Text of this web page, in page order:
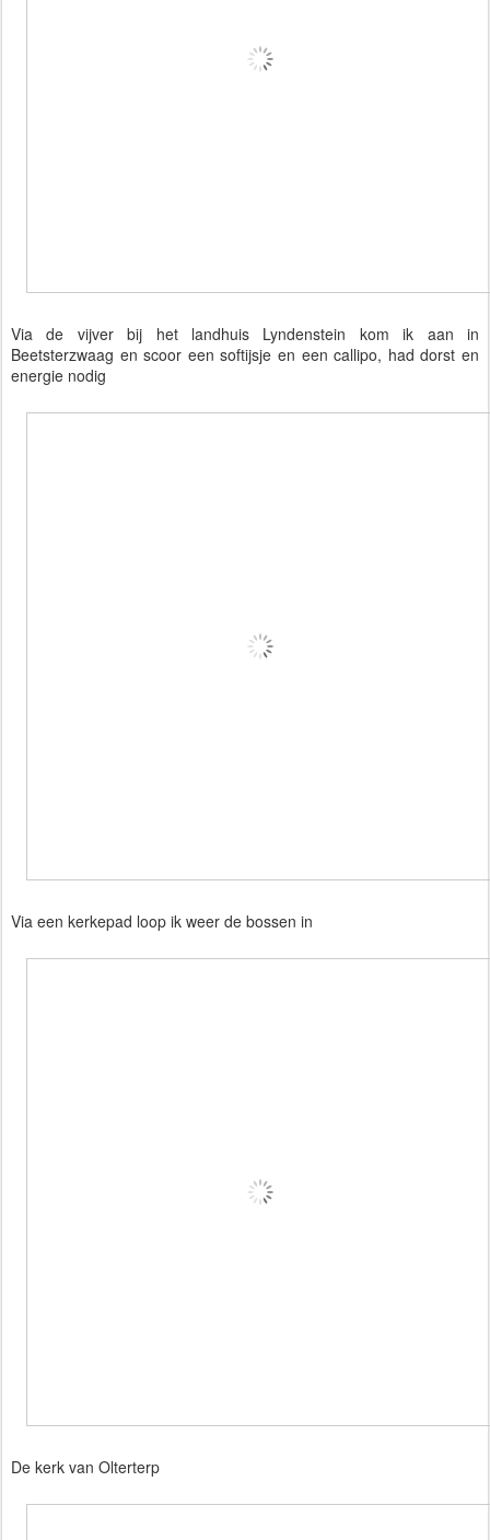
Via de vijver bij het landhuis Lyndenstein kom ik aan in
Beetsterzwaag en scoor een softijsje en een callipo, had dorst en
energie nodig
Via een kerkepad loop ik weer de bossen in
De kerk van Olterterp